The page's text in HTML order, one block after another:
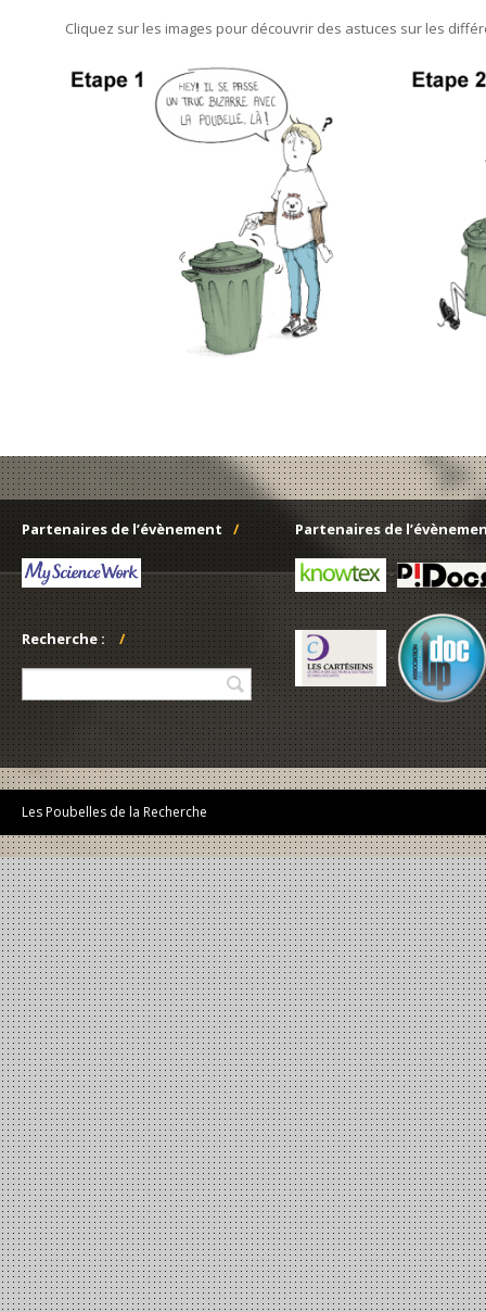
Cliquez sur les images pour découvrir des astuces sur les
Partenaires de l’évènement
Recherche :
Partenaires de
-
-
Les Poubelles de la Recherche